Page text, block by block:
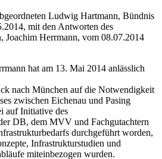
Ludwig Hartmann, Bündnis
mit den Antworten des
Joachim Herrmann, vom 08.07.2014
hat am 13. Mai 2014 anlässlich
nach München auf die Notwendigkeit
zwischen Eichenau und Pasing
auf Initiative des
DB, dem MVV und Fachgutachtern
durchgeführt worden,
Infrastrukturstudien und
miteinbezogen wurden.